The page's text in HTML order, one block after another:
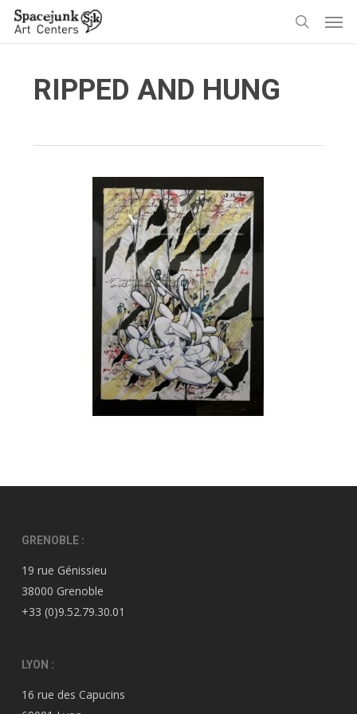
Skip
RIPPED AND HUNG
GRENOBLE :
19 rue Génissieu
38000 Grenoble
+33 (0)9.52.79.30.01
LYON :
16 rue des Capucins